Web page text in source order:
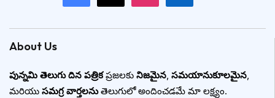
About Us
పున్నమి తెలుగు దిన పత్రికప్రజలకు నిజమైన, సమయానుకూలమైన,
మరియు సమగ్ర వార్తలనుతెలుగులో అందించడమే మా లక్ష్యం.